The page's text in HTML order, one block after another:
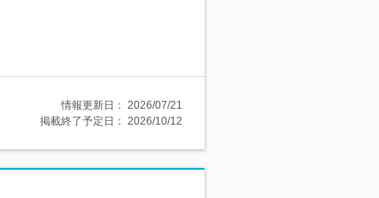
情報更新日： 2026/07/21
掲載終了予定日： 2026/10/12